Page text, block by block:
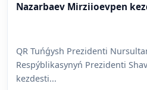
Nazarbaev Mirziioevpen
QR Tuńǵysh Prezidenti
Respýblikasynyń Prezidenti
kezdesti...